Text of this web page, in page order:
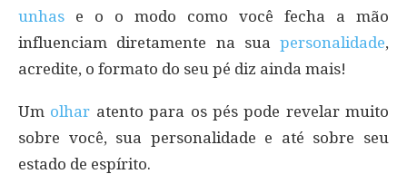
unhas e o o modo como você fecha a mão
influenciam diretamente na sua personalidade,
acredite, o formato do seu pé diz ainda mais!
Um olhar atento para os pés pode revelar muito
sobre você, sua personalidade e até sobre seu
estado de espírito.